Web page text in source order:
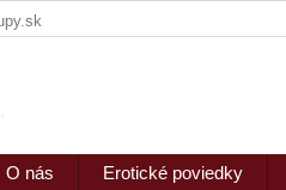
O nás Erotické poviedky